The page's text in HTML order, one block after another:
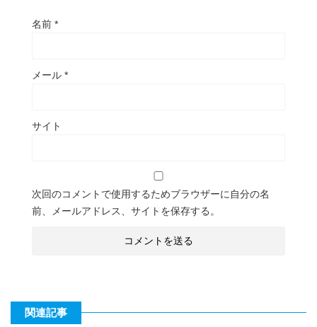
名前 *
メール *
サイト
次回のコメントで使用するためブラウザーに自分の名
前、メールアドレス、サイトを保存する。
関連記事